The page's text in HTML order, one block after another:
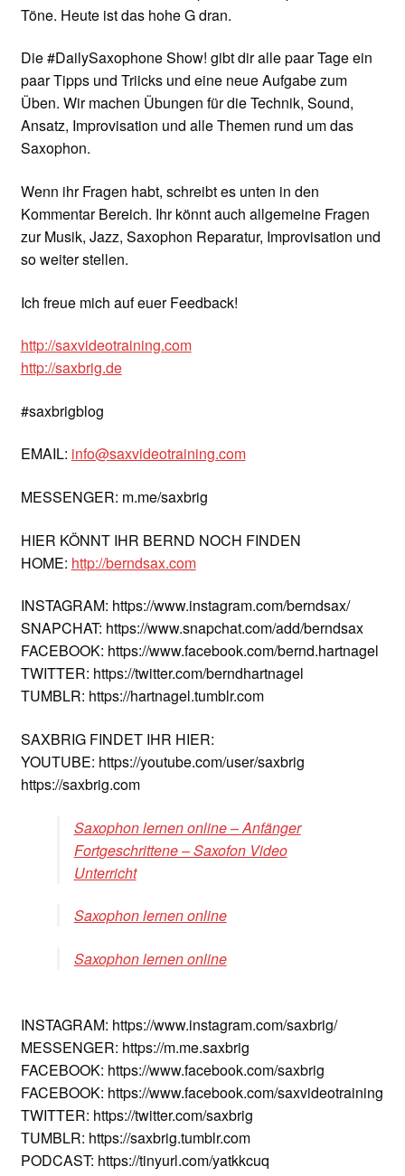
Töne. Heute ist das hohe G dran.
Die #DailySaxophone Show! gibt dir alle paar Tage ein
paar Tipps und Triicks und eine neue Aufgabe zum
Üben. Wir machen Übungen für die Technik, Sound,
Ansatz, Improvisation und alle Themen rund um das
Saxophon.
Wenn ihr Fragen habt, schreibt es unten in den
Kommentar Bereich. Ihr könnt auch allgemeine Fragen
zur Musik, Jazz, Saxophon Reparatur, Improvisation und
so weiter stellen.
Ich freue mich auf euer Feedback!
http://saxvideotraining.com
http://saxbrig.de
#saxbrigblog
EMAIL: info@saxvideotraining.com
MESSENGER: m.me/saxbrig
HIER KÖNNT IHR BERND NOCH FINDEN
HOME: http://berndsax.com
INSTAGRAM: https://www.instagram.com/berndsax/
SNAPCHAT: https://www.snapchat.com/add/berndsax
FACEBOOK: https://www.facebook.com/bernd.hartnagel
TWITTER: https://twitter.com/berndhartnagel
TUMBLR: https://hartnagel.tumblr.com
SAXBRIG FINDET IHR HIER:
YOUTUBE: https://youtube.com/user/saxbrig
https://saxbrig.com
Saxophon lernen online – Anfänger
Fortgeschrittene – Saxofon Video
Unterricht
Saxophon lernen online
Saxophon lernen online
INSTAGRAM: https://www.instagram.com/saxbrig/
MESSENGER: https://m.me.saxbrig
FACEBOOK: https://www.facebook.com/saxbrig
FACEBOOK: https://www.facebook.com/saxvideotraining
TWITTER: https://twitter.com/saxbrig
TUMBLR: https://saxbrig.tumblr.com
PODCAST: https://tinyurl.com/yatkkcuq